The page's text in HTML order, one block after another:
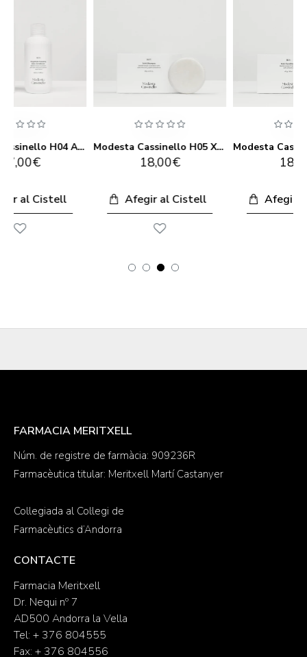
Modesta Cassinello H05 Xampú Sòlid 58G
Afegir al Cistell
Modesta Cassinello H06 Condicionador Sòlid 40G
Afegir al Cistell
FARMACIA MERITXELL
Núm. de registre de farmàcia: 909236R
Farmacèutica titular: Meritxell Martí Castanyer
Col·legiada al Col·legi de
Farmacèutics d’Andorra
CONTACTE
Farmacia Meritxell
Dr. Nequi nº 7
AD500 Andorra la Vella
Tel: + 376 804555
Fax: + 376 804556